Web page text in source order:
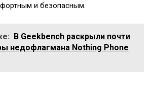
и безопасным.
В Geekbench раскрыли почти
недофлагмана Nothing Phone